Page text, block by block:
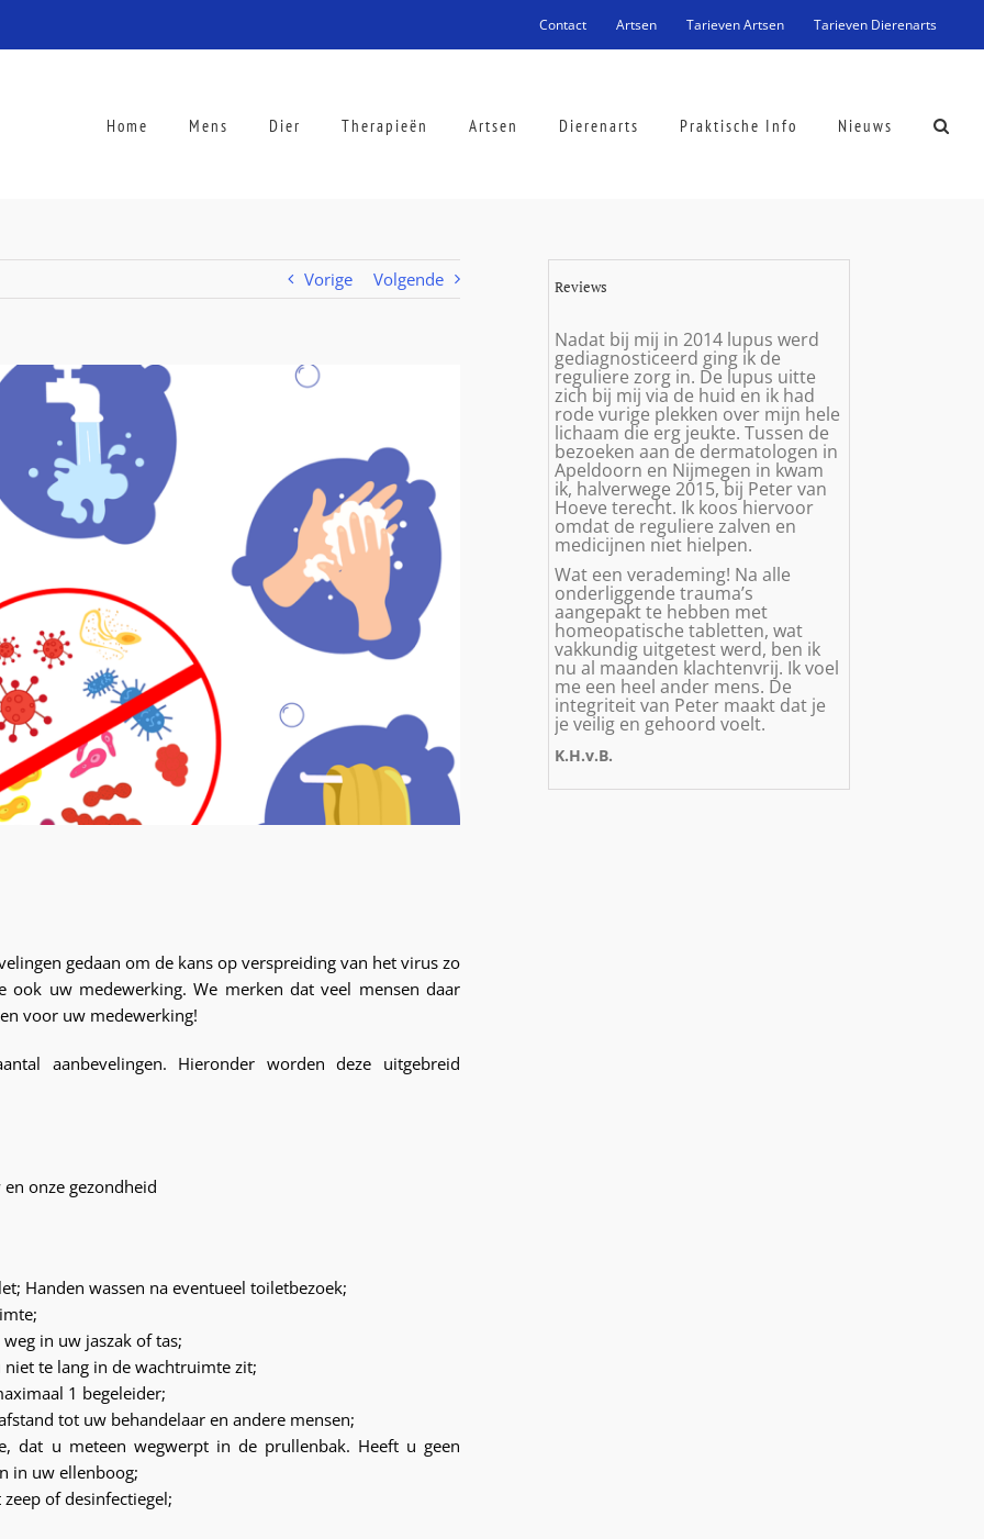
Contact Artsen Tarieven Artsen Tarieven Dierenarts
Home Mens Dier Therapieën Artsen Dierenarts Praktische Info Nieuws
Vorige Volgende
gedaan om de kans op verspreiding van het virus zo
uw medewerking. We merken dat veel mensen daar
voor uw medewerking!
aanbevelingen. Hieronder worden deze uitgebreid
onze gezondheid
Handen wassen na eventueel toiletbezoek;
in uw jaszak of tas;
te lang in de wachtruimte zit;
1 begeleider;
tot uw behandelaar en andere mensen;
dat u meteen wegwerpt in de prullenbak. Heeft u geen
in uw ellenboog;
of desinfectiegel;
Reviews
Nadat bij mij in 2014 lupus werd
gediagnosticeerd ging ik de
reguliere zorg in. De lupus uitte
zich bij mij via de huid en ik had
rode vurige plekken over mijn hele
lichaam die erg jeukte. Tussen de
bezoeken aan de dermatologen in
Apeldoorn en Nijmegen in kwam
ik, halverwege 2015, bij Peter van
Hoeve terecht. Ik koos hiervoor
omdat de reguliere zalven en
medicijnen niet hielpen.
Wat een verademing! Na alle
onderliggende trauma’s
aangepakt te hebben met
homeopatische tabletten, wat
vakkundig uitgetest werd, ben ik
nu al maanden klachtenvrij. Ik voel
me een heel ander mens. De
integriteit van Peter maakt dat je
je veilig en gehoord voelt.
K.H.v.B.